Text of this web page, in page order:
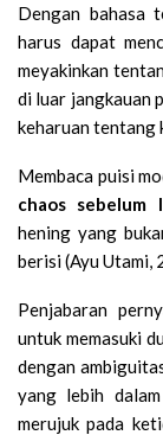
Dengan bahasa
harus dapat
meyakinkan
di luar jangkauan
keharuan tentang
Membaca puisi
chaos sebelum
hening yang
berisi (Ayu Utami,
Penjabaran
untuk memasuki
dengan
yang lebih
merujuk pada